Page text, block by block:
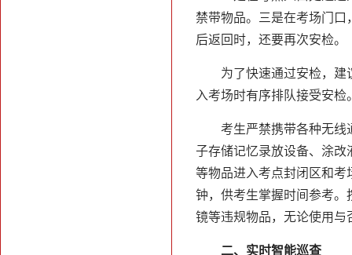
禁带物品。三是在考场门口
后返回时，还要再次安检。
为了快速通过安检，
入考场时有序排队接受安
考生严禁携带各种无线
子存储记忆录放设备、涂改
等物品进入考点封闭区和考
钟，供考生掌握时间参考。
镜等违规物品，无论使用与
二、实时智能巡查